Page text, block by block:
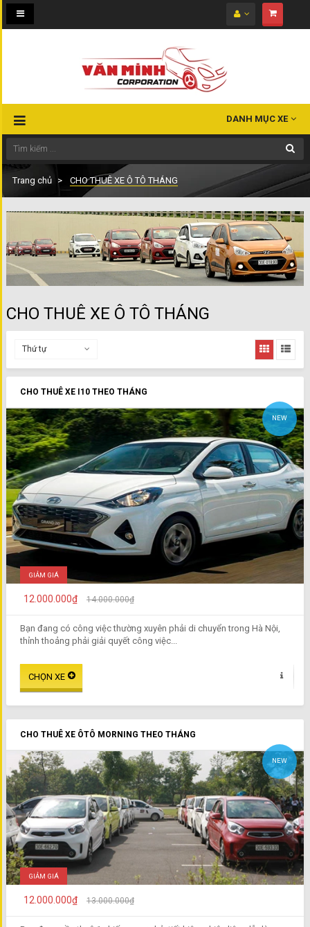
Toggle
navigation
DANH MỤC XE
Trang chủ CHO THUÊ XE Ô TÔ THÁNG
CHO THUÊ XE Ô TÔ THÁNG
Thứ tự
CHO THUÊ XE I10 THEO THÁNG
NEW
GIẢM GIÁ
12.000.000₫ 14.000.000₫
Bạn đang có công việc thường xuyên phải di chuyển trong Hà Nội,
thỉnh thoảng phải giải quyết công việc...
CHO THUÊ XE ÔTÔ MORNING THEO THÁNG
NEW
GIẢM GIÁ
12.000.000₫ 13.000.000₫